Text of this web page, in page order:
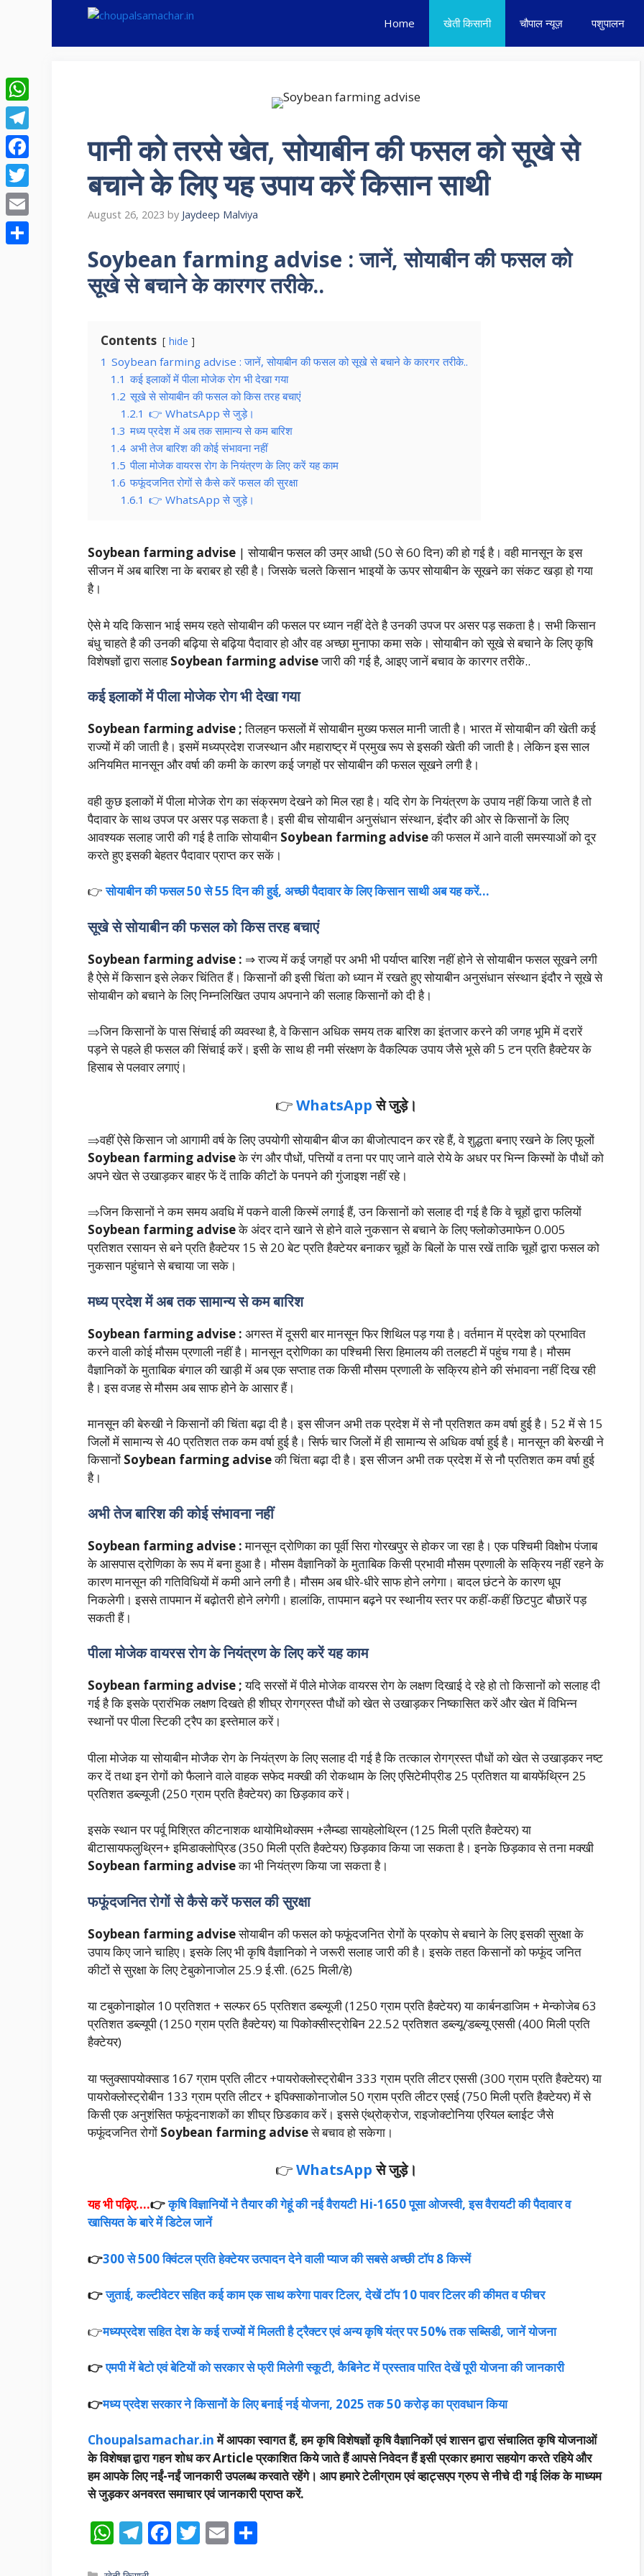
Home खेती किसानी चौपाल न्यूज़ पशुपालन
पानी को तरसे खेत, सोयाबीन की फसल को सूखे से
बचाने के लिए यह उपाय करें किसान साथी
August 26, 2023 by Jaydeep Malviya
Soybean farming advise : जानें, सोयाबीन की फसल को
सूखे से बचाने के कारगर तरीके..
Contents hide
1 Soybean farming advise : जानें, सोयाबीन की फसल को सूखे से बचाने के कारगर तरीके..
1.1 कई इलाकों में पीला मोजेक रोग भी देखा गया
1.2 सूखे से सोयाबीन की फसल को किस तरह बचाएं
1.2.1 👉 WhatsApp से जुड़े।
1.3 मध्‍य प्रदेश में अब तक सामान्य से कम बारिश
1.4 अभी तेज बारिश की कोई संभावना नहीं
1.5 पीला मोजेक वायरस रोग के नियंत्रण के लिए करें यह काम
1.6 फफूंदजनित रोगों से कैसे करें फसल की सुरक्षा
1.6.1 👉 WhatsApp से जुड़े।
Soybean farming advise | सोयाबीन फसल की उम्र आधी (50 से 60 दिन) की हो गई है। वही मानसून के इस
सीजन में अब बारिश ना के बराबर हो रही है। जिसके चलते किसान भाइयों के ऊपर सोयाबीन के सूखने का संकट खड़ा हो गया
है।
ऐसे मे यदि किसान भाई समय रहते सोयाबीन की फसल पर ध्यान नहीं देते है उनकी उपज पर असर पड़ सकता है। सभी किसान
बंधु चाहते है की उनकी बढ़िया से बढ़िया पैदावार हो और वह अच्छा मुनाफा कमा सके। सोयाबीन को सूखे से बचाने के लिए कृषि
विशेषज्ञों द्वारा सलाहSoybean farming adviseजारी की गई है, आइए जानें बचाव के कारगर तरीके..
कई इलाकों में पीला मोजेक रोग भी देखा गया
Soybean farming advise ;तिलहन फसलों में सोयाबीन मुख्य फसल मानी जाती है। भारत में सोयाबीन की खेती कई
राज्यों में की जाती है। इसमें मध्यप्रदेश राजस्थान और महाराष्ट्र में प्रमुख रूप से इसकी खेती की जाती है। लेकिन इस साल
अनियमित मानसून और वर्षा की कमी के कारण कई जगहों पर सोयाबीन की फसल सूखने लगी है।
वही कुछ इलाकों में पीला मोजेक रोग का संक्रमण देखने को मिल रहा है। यदि रोग के नियंत्रण के उपाय नहीं किया जाते है तो
पैदावार के साथ उपज पर असर पड़ सकता है। इसी बीच सोयाबीन अनुसंधान संस्थान, इंदौर की ओर से किसानों के लिए
आवश्यक सलाह जारी की गई है ताकि सोयाबीन Soybean farming adviseकी फसल में आने वाली समस्याओं को दूर
करते हुए इसकी बेहतर पैदावार प्राप्त कर सकें।
👉सोयाबीन की फसल 50 से 55 दिन की हुई, अच्छी पैदावार के लिए किसान साथी अब यह करें…
सूखे से सोयाबीन की फसल को किस तरह बचाएं
Soybean farming advise : ⇒ राज्य में कई जगहों पर अभी भी पर्याप्त बारिश नहीं होने से सोयाबीन फसल सूखने लगी
है ऐसे में किसान इसे लेकर चिंतित हैं। किसानों की इसी चिंता को ध्यान में रखते हुए सोयाबीन अनुसंधान संस्थान इंदौर ने सूखे से
सोयाबीन को बचाने के लिए निम्नलिखित उपाय अपनाने की सलाह किसानों को दी है।
⇒जिन किसानों के पास सिंचाई की व्यवस्था है, वे किसान अधिक समय तक बारिश का इंतजार करने की जगह भूमि में दरारें
पड़ने से पहले ही फसल की सिंचाई करें। इसी के साथ ही नमी संरक्षण के वैकल्पिक उपाय जैसे भूसे की 5 टन प्रति हैक्टेयर के
हिसाब से पलवार लगाएं।
👉WhatsAppसे जुड़े।
⇒वहीं ऐसे किसान जो आगामी वर्ष के लिए उपयोगी सोयाबीन बीज का बीजोत्पादन कर रहे हैं, वे शुद्धता बनाए रखने के लिए फूलों
Soybean farming adviseके रंग और पौधों, पत्तियों व तना पर पाए जाने वाले रोये के अधर पर भिन्न किस्मों के पौधों को
अपने खेत से उखाड़कर बाहर फें दें ताकि कीटों के पनपने की गुंजाइश नहीं रहे।
⇒जिन किसानों ने कम समय अवधि में पकने वाली किस्में लगाई हैं, उन किसानों को सलाह दी गई है कि वे चूहों द्वारा फलियों
Soybean farming adviseके अंदर दाने खाने से होने वाले नुकसान से बचाने के लिए फ्लोकोउमाफेन 0.005
प्रतिशत रसायन से बने प्रति हैक्टेयर 15 से 20 बेट प्रति हैक्टेयर बनाकर चूहों के बिलों के पास रखें ताकि चूहों द्वारा फसल को
नुकसान पहुंचाने से बचाया जा सके।
मध्‍य प्रदेश में अब तक सामान्य से कम बारिश
Soybean farming advise : अगस्त में दूसरी बार मानसून फिर शिथिल पड़ गया है। वर्तमान में प्रदेश को प्रभावित
करने वाली कोई मौसम प्रणाली नहीं है। मानसून द्रोणिका का पश्चिमी सिरा हिमालय की तलहटी में पहुंच गया है। मौसम
वैज्ञानिकों के मुताबिक बंगाल की खाड़ी में अब एक सप्ताह तक किसी मौसम प्रणाली के सक्रिय होने की संभावना नहीं दिख रही
है। इस वजह से मौसम अब साफ होने के आसार हैं।
मानसून की बेरुखी ने किसानों की चिंता बढ़ा दी है। इस सीजन अभी तक प्रदेश में से नौ प्रतिशत कम वर्षा हुई है। 52 में से 15
जिलों में सामान्य से 40 प्रतिशत तक कम वर्षा हुई है। सिर्फ चार जिलों में ही सामान्य से अधिक वर्षा हुई है। मानसून की बेरुखी ने
किसानों Soybean farming adviseकी चिंता बढ़ा दी है। इस सीजन अभी तक प्रदेश में से नौ प्रतिशत कम वर्षा हुई
है।
अभी तेज बारिश की कोई संभावना नहीं
Soybean farming advise :मानसून द्रोणिका का पूर्वी सिरा गोरखपुर से होकर जा रहा है। एक पश्चिमी विक्षोभ पंजाब
के आसपास द्रोणिका के रूप में बना हुआ है। मौसम वैज्ञानिकों के मुताबिक किसी प्रभावी मौसम प्रणाली के सक्रिय नहीं रहने के
कारण मानसून की गतिविधियों में कमी आने लगी है। मौसम अब धीरे-धीरे साफ होने लगेगा। बादल छंटने के कारण धूप
निकलेगी। इससे तापमान में बढ़ोतरी होने लगेगी। हालांकि, तापमान बढ़ने पर स्थानीय स्तर पर कहीं-कहीं छिटपुट बौछारें पड़
सकती हैं।
पीला मोजेक वायरस रोग के नियंत्रण के लिए करें यह काम
Soybean farming advise ;यदि सरसों में पीले मोजेक वायरस रोग के लक्षण दिखाई दे रहे हो तो किसानों को सलाह दी
गई है कि इसके प्रारंभिक लक्षण दिखते ही शीघ्र रोगग्रस्त पौधों को खेत से उखाड़कर निष्कासित करें और खेत में विभिन्न
स्थानों पर पीला स्टिकी ट्रैप का इस्तेमाल करें।
पीला मोजेक या सोयाबीन मोजैक रोग के नियंत्रण के लिए सलाह दी गई है कि तत्काल रोगग्रस्त पौधों को खेत से उखाड़कर नष्ट
कर दें तथा इन रोगों को फैलाने वाले वाहक सफेद मक्खी की रोकथाम के लिए एसिटेमीप्रीड 25 प्रतिशत या बायफेंथ्रिन 25
प्रतिशत डब्ल्यूजी (250 ग्राम प्रति हैक्टेयर) का छिड़काव करें।
इसके स्थान पर पर्वू मिश्रित कीटनाशक थायोमिथोक्सम +लैम्ब्डा सायहेलोथ्रिन (125 मिली प्रति हैक्टेयर) या
बीटासायफलुथ्रिन+ इमिडाक्लोप्रिड (350 मिली प्रति हैक्टेयर) छिड़काव किया जा सकता है। इनके छिड़काव से तना मक्खी
Soybean farming adviseका भी नियंत्रण किया जा सकता है।
फफूंदजनित रोगों से कैसे करें फसल की सुरक्षा
Soybean farming adviseसोयाबीन की फसल को फफूंदजनित रोगों के प्रकोप से बचाने के लिए इसकी सुरक्षा के
उपाय किए जाने चाहिए। इसके लिए भी कृषि वैज्ञानिको ने जरूरी सलाह जारी की है। इसके तहत किसानों को फफूंद जनित
कीटों से सुरक्षा के लिए टेबुकोनाजोल 25.9 ई.सी. (625 मिली/हे)
या टबुकोनाझोल 10 प्रतिशत + सल्फर 65 प्रतिशत डब्ल्यूजी (1250 ग्राम प्रति हैक्टेयर) या कार्बनडाजिम + मेन्कोजेब 63
प्रतिशत डब्ल्यूपी (1250 ग्राम प्रति हैक्टेयर) या पिकोक्सीस्ट्रोबिन 22.52 प्रतिशत डब्ल्यू/डब्ल्यू एससी (400 मिली प्रति
हैक्टेयर)
या फ्लुक्सापयोक्साड 167 ग्राम प्रति लीटर +पायरोक्लोस्ट्रोबीन 333 ग्राम प्रति लीटर एससी (300 ग्राम प्रति हैक्टेयर) या
पायरोक्लोस्ट्रोबीन 133 ग्राम प्रति लीटर + इपिक्साकोनाजोल 50 ग्राम प्रति लीटर एसई (750 मिली प्रति हैक्टेयर) में से
किसी एक अनुशंसित फफूंदनाशकों का शीघ्र छिडकाव करें। इससे एंथ्रोक्रोज, राइजोक्टोनिया एरियल ब्लाईट जैसे
फफूंदजनित रोगों Soybean farming adviseसे बचाव हो सकेगा।
👉WhatsAppसे जुड़े।
यह भी पढ़िए….👉कृषि विज्ञानियों ने तैयार की गेहूं की नई वैरायटी Hi-1650 पूसा ओजस्वी, इस वैरायटी की पैदावार व
खासियत के बारे में डिटेल जानें
👉300 से 500 क्विंटल प्रति हेक्टेयर उत्पादन देने वाली प्याज की सबसे अच्छी टॉप 8 किस्में
👉जुताई, कल्टीवेटर सहित कई काम एक साथ करेगा पावर टिलर, देखें टॉप 10 पावर टिलर की कीमत व फीचर
👉मध्यप्रदेश सहित देश के कई राज्यों में मिलती है ट्रैक्टर एवं अन्य कृषि यंत्र पर 50% तक सब्सिडी, जानें योजना
👉एमपी में बेटो एवं बेटियों को सरकार से फ्री मिलेगी स्कूटी, कैबिनेट में प्रस्ताव पारित देखें पूरी योजना की जानकारी
👉मध्य प्रदेश सरकार ने किसानों के लिए बनाई नई योजना, 2025 तक 50 करोड़ का प्रावधान किया
Choupalsamachar.inमें आपका स्वागत हैं, हम कृषि विशेषज्ञों कृषि वैज्ञानिकों एवं शासन द्वारा संचालित कृषि योजनाओं
के विशेषज्ञ द्वारा गहन शोध कर Article प्रकाशित किये जाते हैं आपसे निवेदन हैं इसी प्रकार हमारा सहयोग करते रहिये और
हम आपके लिए नईं-नईं जानकारी उपलब्ध करवाते रहेंगे। आप हमारे टेलीग्राम एवं व्हाट्सएप ग्रुप से नीचे दी गई लिंक के माध्यम
से जुड़कर अनवरत समाचार एवं जानकारी प्राप्त करें.
W T F T E
WhatsApp
Telegram
Facebook
Twitter
Email